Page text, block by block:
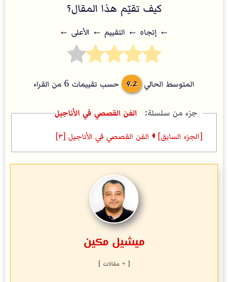
كيف تقيّم هذا المقال؟
← إتجاه ← التقييم ← اﻷعلى ←
المتوسط الحالي 4.2 حسب تقييمات 6 من القراء
الفن القصصي في الأناجيل
[الجزء السابق] 🠼 الفن القصصي في الأناجيل [٣]
ميشيل مكين
[ + مقالات ]